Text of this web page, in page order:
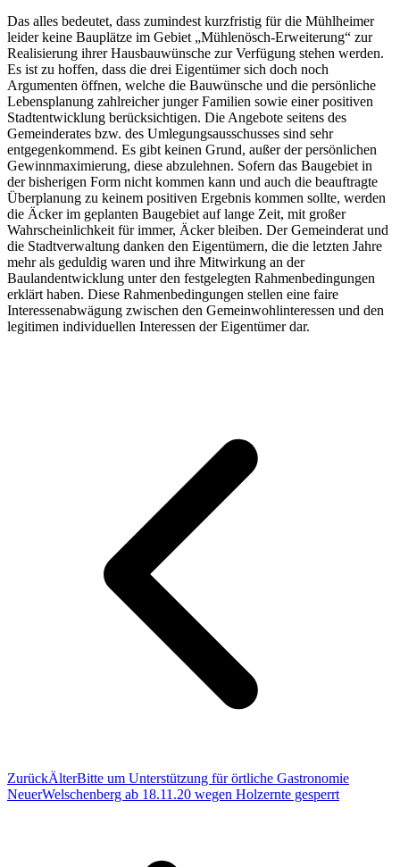
Das alles bedeutet, dass zumindest kurzfristig für die Mühlheimer
leider keine Bauplätze im Gebiet „Mühlenösch-Erweiterung“ zur
Realisierung ihrer Hausbauwünsche zur Verfügung stehen werden.
Es ist zu hoffen, dass die drei Eigentümer sich doch noch
Argumenten öffnen, welche die Bauwünsche und die persönliche
Lebensplanung zahlreicher junger Familien sowie einer positiven
Stadtentwicklung berücksichtigen. Die Angebote seitens des
Gemeinderates bzw. des Umlegungsausschusses sind sehr
entgegenkommend. Es gibt keinen Grund, außer der persönlichen
Gewinnmaximierung, diese abzulehnen. Sofern das Baugebiet in
der bisherigen Form nicht kommen kann und auch die beauftragte
Überplanung zu keinem positiven Ergebnis kommen sollte, werden
die Äcker im geplanten Baugebiet auf lange Zeit, mit großer
Wahrscheinlichkeit für immer, Äcker bleiben. Der Gemeinderat und
die Stadtverwaltung danken den Eigentümern, die die letzten Jahre
mehr als geduldig waren und ihre Mitwirkung an der
Baulandentwicklung unter den festgelegten Rahmenbedingungen
erklärt haben. Diese Rahmenbedingungen stellen eine faire
Interessenabwägung zwischen den Gemeinwohlinteressen und den
legitimen individuellen Interessen der Eigentümer dar.
ZurückÄlterBitte um Unterstützung für örtliche Gastronomie
NeuerWelschenberg ab 18.11.20 wegen Holzernte gesperrt